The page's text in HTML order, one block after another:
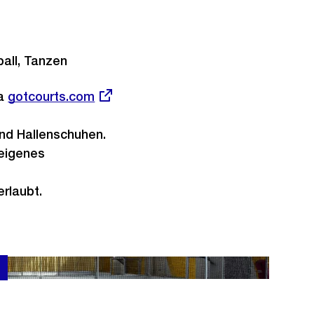
Tanzen
Externer
gotcourts.com
Hallenschuhen.